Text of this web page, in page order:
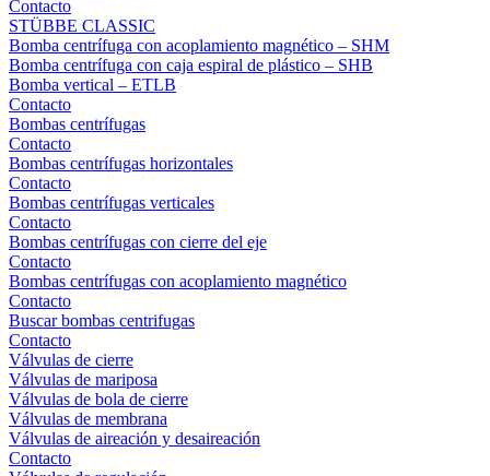
Contacto
STÜBBE CLASSIC
Bomba centrífuga con acoplamiento magnético – SHM
Bomba centrífuga con caja espiral de plástico – SHB
Bomba vertical – ETLB
Contacto
Bombas centrífugas
Contacto
Bombas centrífugas horizontales
Contacto
Bombas centrífugas verticales
Contacto
Bombas centrífugas con cierre del eje
Contacto
Bombas centrífugas con acoplamiento magnético
Contacto
Buscar bombas centrifugas
Contacto
Válvulas de cierre
Válvulas de mariposa
Válvulas de bola de cierre
Válvulas de membrana
Válvulas de aireación y desaireación
Contacto